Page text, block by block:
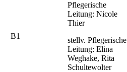
B1
Pflegerische
Leitung: Nicole
Thier
stellv. Pflegerische
Leitung: Elina
Weghake, Rita
Schultewolter